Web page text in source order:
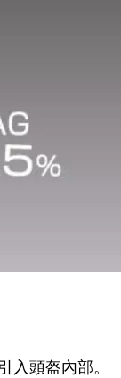
頭盔內部。